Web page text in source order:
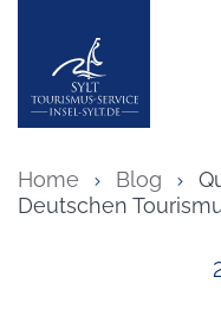
Insel Sylt
Home Blog
Deutschen